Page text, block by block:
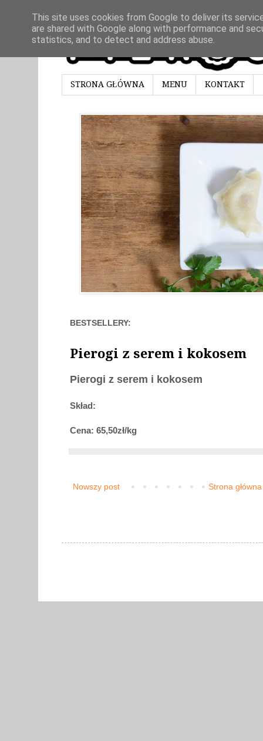
STRONA GŁÓWNA MENU KONTAKT
BESTSELLERY:
Pierogi z serem i kokosem
Pierogi z serem i kokosem
Skład:
Cena: 65,50zł/kg
Nowszy post Strona główna
This site uses cookies from Google to deliver its
are shared with Google along with performance and
statistics, and to detect and address abuse.